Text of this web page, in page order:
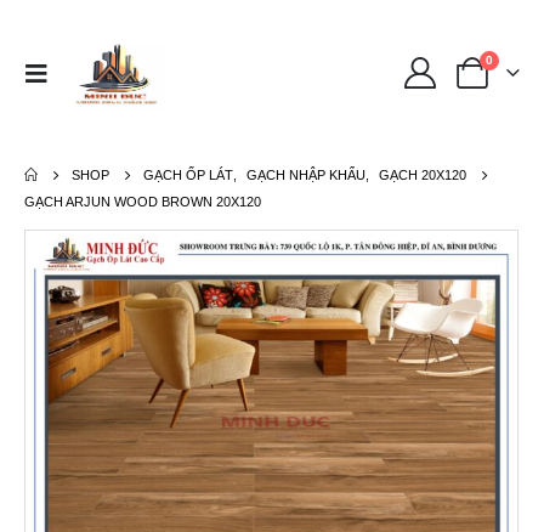
0
SHOP GẠCH ỐP LÁT, GẠCH NHẬP KHẨU,
GẠCH 20X120
GẠCH ARJUN WOOD BROWN 20X120